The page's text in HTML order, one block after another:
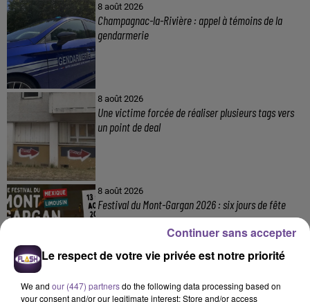
8 août 2026
Champagnac-la-Rivière : appel à témoins de la
gendarmerie
8 août 2026
Une victime forcée de réaliser plusieurs tags vers
un point de deal
8 août 2026
Festival du Mont-Gargan 2026 : six jours de fête
7 août 2026
Incendie : des enfants bloqués dans les fumées
Le respect de votre vie privée est notre priorité
We and our (447) partnersdo the following data processing based on
your consent and/or our legitimate interest: Store and/or access
Continuer sans accepter